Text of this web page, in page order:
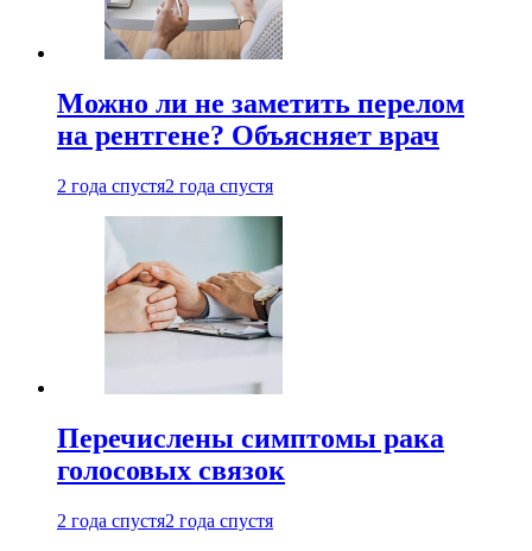
Можно ли не заметить перелом
на рентгене? Объясняет врач
2 года спустя2 года спустя
Перечислены симптомы рака
голосовых связок
2 года спустя2 года спустя